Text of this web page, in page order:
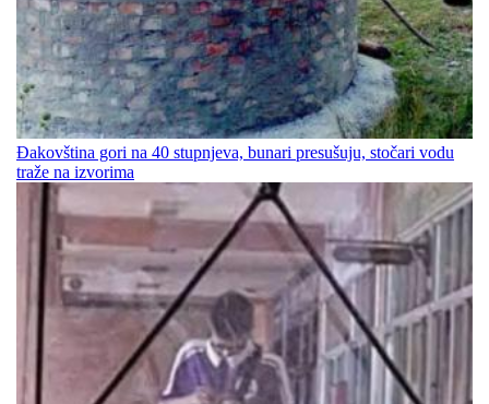
Đakovština gori na 40 stupnjeva, bunari presušuju, stočari vodu
traže na izvorima